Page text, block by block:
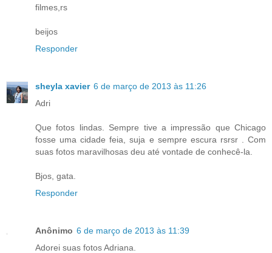
filmes,rs
beijos
Responder
sheyla xavier 6 de março de 2013 às 11:26
Adri
Que fotos lindas. Sempre tive a impressão que Chicago
fosse uma cidade feia, suja e sempre escura rsrsr . Com
suas fotos maravilhosas deu até vontade de conhecê-la.
Bjos, gata.
Responder
Anônimo 6 de março de 2013 às 11:39
Adorei suas fotos Adriana.